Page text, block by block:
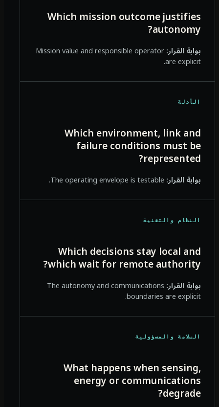
Which mission outcome justifies
autonomy?
بوابة القرار:Mission value and responsible operator
are explicit.
الأدلة
Which environment, link and
failure conditions must be
represented?
بوابة القرار:The operating envelope is testable.
النظام والتقنية
Which decisions stay local and
which wait for remote authority?
بوابة القرار:The autonomy and communications
boundaries are explicit.
السلامة والمسؤولية
What happens when sensing,
energy or communications
degrade?